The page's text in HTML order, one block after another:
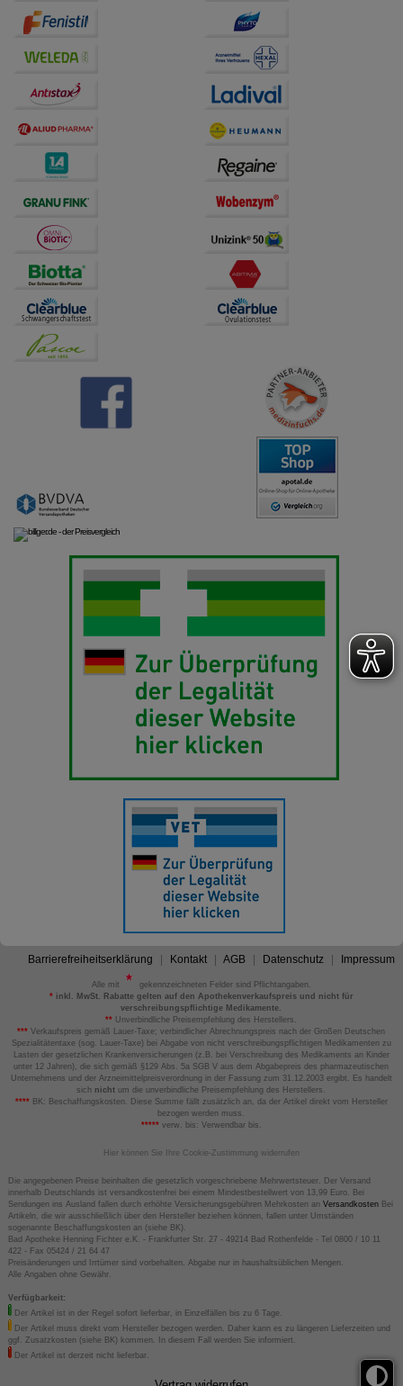
Barrierefreiheitserklärung Kontakt AGB Datenschutz Impressum
Alle mit
gekennzeichneten Felder sind Pflichtangaben.
*inkl. MwSt. Rabatte gelten auf den Apothekenverkaufspreis und nicht für
verschreibungspflichtige Medikamente.
** Unverbindliche Preisempfehlung des Herstellers.
*** Verkaufspreis gemäß Lauer-Taxe; verbindlicher Abrechnungspreis nach der Großen Deutschen
Spezialitätentaxe (sog. Lauer-Taxe) bei Abgabe von nicht verschreibungspflichtigen Medikamenten zu
Lasten der gesetzlichen Krankenversicherungen (z.B. bei Verschreibung des Medikaments an Kinder
unter 12 Jahren), die sich gemäß §129 Abs. 5a SGB V aus dem Abgabepreis des pharmazeutischen
Unternehmens und der Arzneimittelpreisverordnung in der Fassung zum 31.12.2003 ergibt. Es handelt
sich nicht um die unverbindliche Preisempfehlung des Herstellers.
****BK: Beschaffungskosten. Diese Summe fällt zusätzlich an, da der Artikel direkt vom Hersteller
bezogen werden muss.
*****verw. bis: Verwendbar bis.
Hier können Sie Ihre Cookie-Zustimmung widerrufen
Die angegebenen Preise beinhalten die gesetzlich vorgeschriebene Mehrwertsteuer. Der Versand
innerhalb Deutschlands ist versandkostenfrei bei einem Mindestbestellwert von 13,99 Euro. Bei
Sendungen ins Ausland fallen durch erhöhte Versicherungsgebühren Mehrkosten an VersandkostenBei
Artikeln, die wir ausschließlich über den Hersteller beziehen können, fallen unter Umständen
sogenannte Beschaffungskosten an (siehe BK).
Bad Apotheke Henning Fichter e.K. - Frankfurter Str. 27 - 49214 Bad Rothenfelde - Tel 0800 / 10 11
422 - Fax 05424 / 21 64 47
Preisänderungen und Irrtümer sind vorbehalten. Abgabe nur in haushaltsüblichen Mengen.
Alle Angaben ohne Gewähr.
Verfügbarkeit:
Der Artikel ist in der Regel sofort lieferbar, in Einzelfällen bis zu 6 Tage.
Der Artikel muss direkt vom Hersteller bezogen werden. Daher kann es zu längeren Lieferzeiten und
ggf. Zusatzkosten (siehe BK) kommen. In diesem Fall werden Sie informiert.
Der Artikel ist derzeit nicht lieferbar.